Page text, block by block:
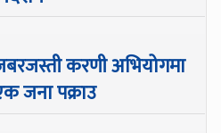
करणी अभियोगमा
जना पक्राउ